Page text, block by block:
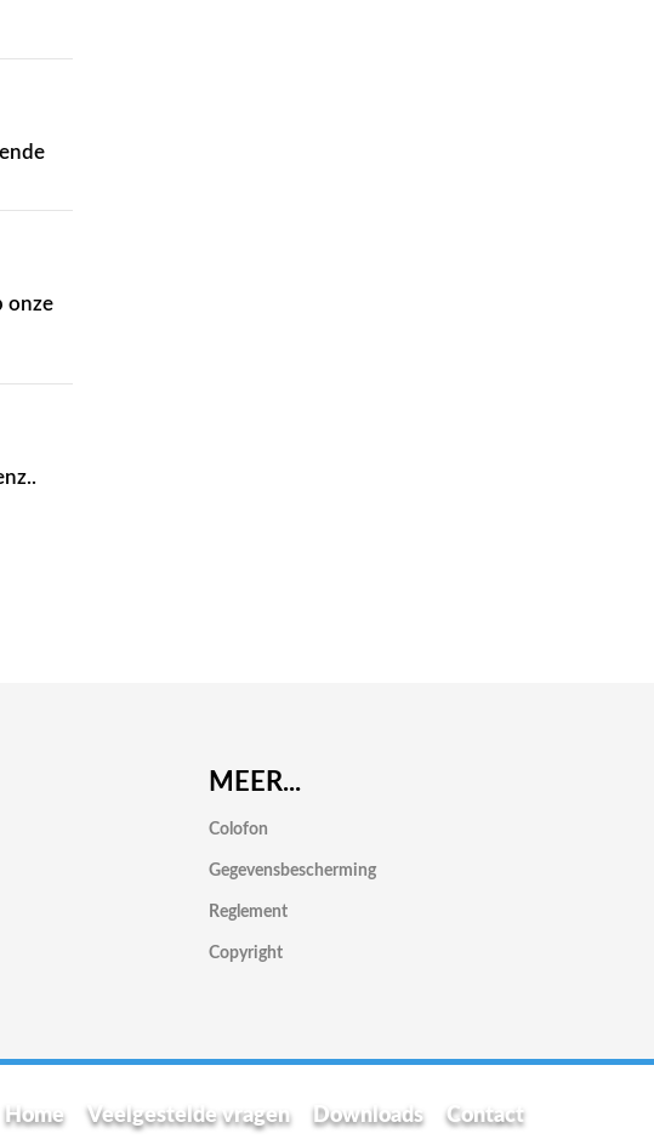
onze
MEER...
Colofon
Gegevensbescherming
Reglement
Copyright
Home Veelgestelde vragen Downloads Contact